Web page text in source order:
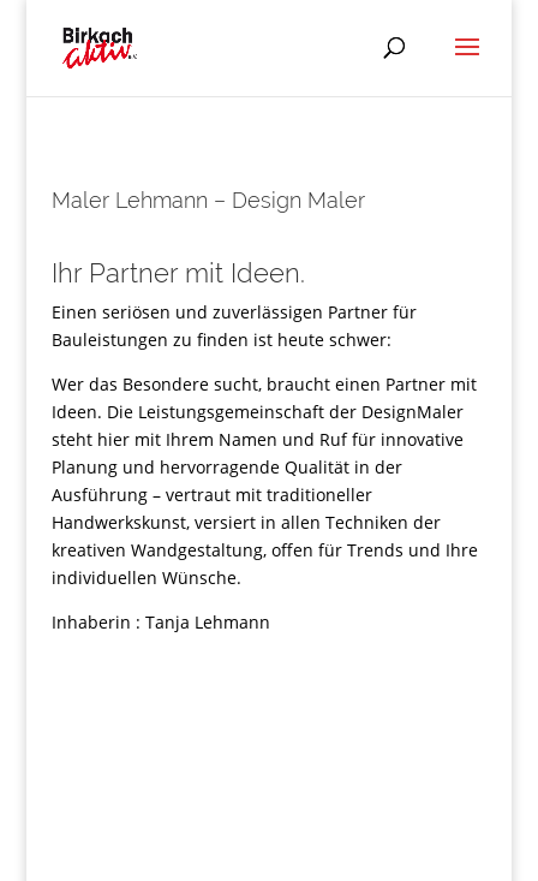
Maler Lehmann – Design Maler
Ihr Partner mit Ideen.
Einen seriösen und zuverlässigen Partner für
Bauleistungen zu finden ist heute schwer:
Wer das Besondere sucht, braucht einen Partner mit
Ideen. Die Leistungsgemeinschaft der DesignMaler
steht hier mit Ihrem Namen und Ruf für innovative
Planung und hervorragende Qualität in der
Ausführung – vertraut mit traditioneller
Handwerkskunst, versiert in allen Techniken der
kreativen Wandgestaltung, offen für Trends und Ihre
individuellen Wünsche.
Inhaberin : Tanja Lehmann